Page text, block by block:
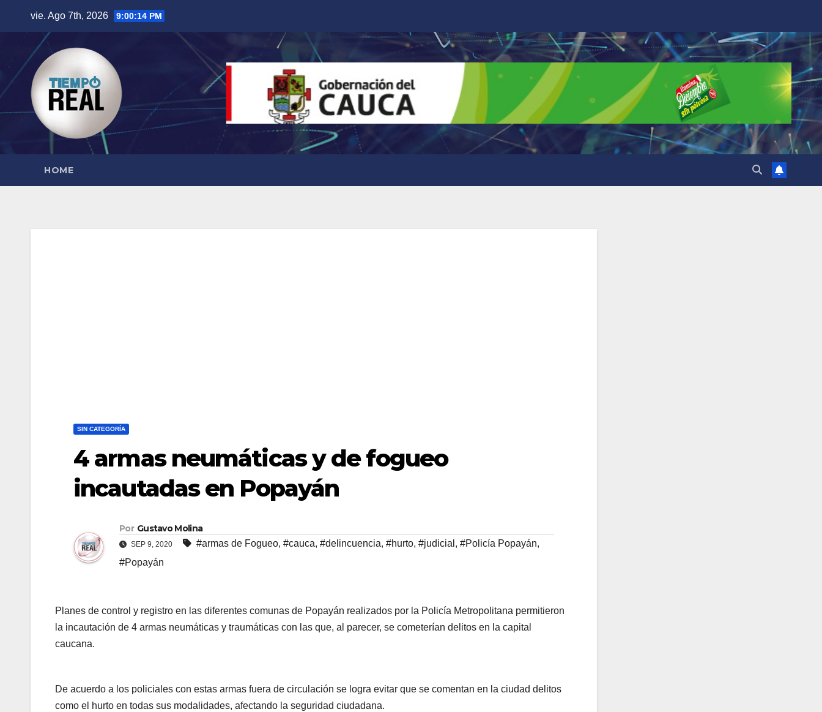
contenido
vie. Ago 7th, 2026 9:00:14 PM
HOME
SIN CATEGORÍA
4 armas neumáticas y de fogueo
incautadas en Popayán
Por Gustavo Molina
SEP 9, 2020 #armas de Fogueo, #cauca, #delincuencia, #hurto, #judicial , #Policía Popayán,
#Popayán
Planes de control y registro en las diferentes comunas de Popayán realizados por la Policía Metropolitana permitieron
la incautación de 4 armas neumáticas y traumáticas con las que, al parecer, se cometerían delitos en la capital
caucana.
De acuerdo a los policiales con estas armas fuera de circulación se logra evitar que se comentan en la ciudad delitos
como el hurto en todas sus modalidades, afectando la seguridad ciudadana.